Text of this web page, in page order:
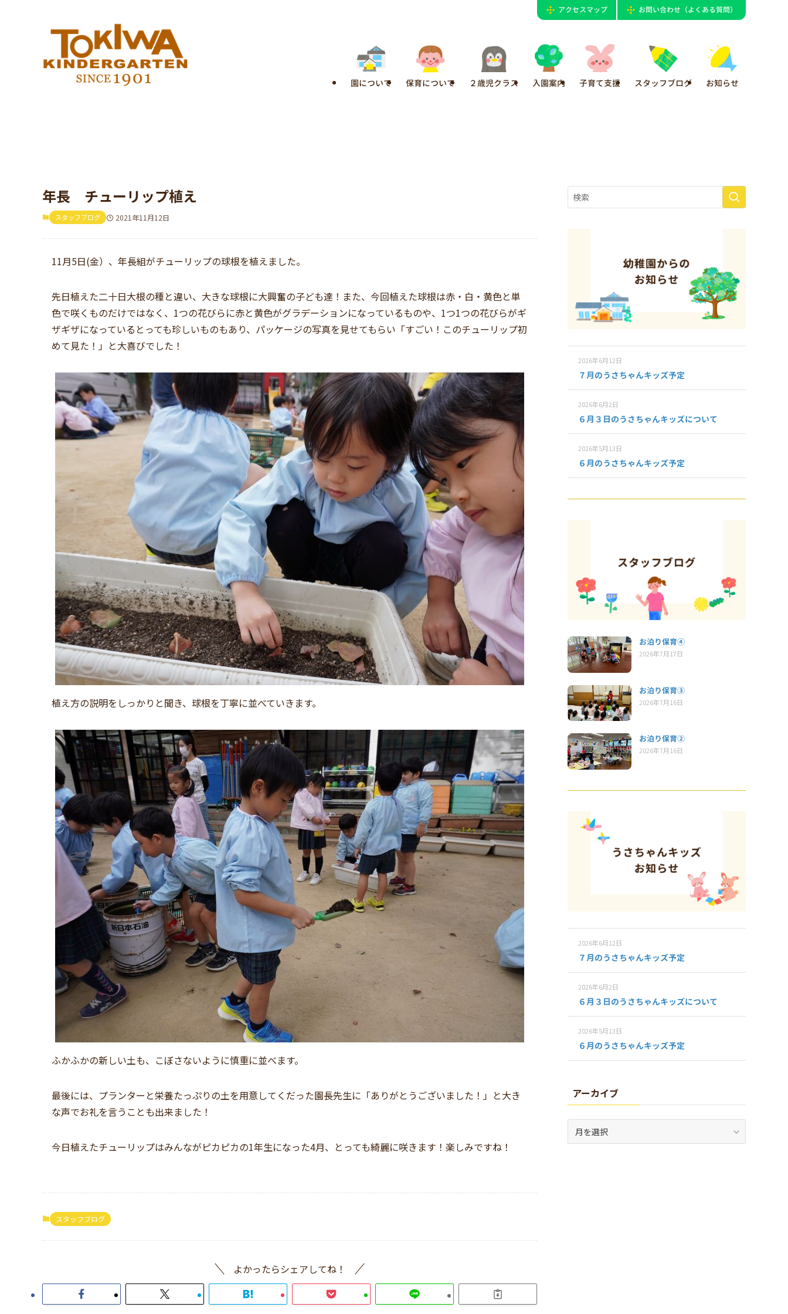
園について 保育について ２歳児クラス 入園案内 子育て支援 スタッフブログ お知らせ
アクセスマップ お問い合わせ（よくある質問）
年長 チューリップ植え
スタッフブログ 2021年11月12日
11月5日(金）、年長組がチューリップの球根を植えました。
先日植えた二十日大根の種と違い、大きな球根に大興奮の子ども達！また、今回植えた球根は赤・白・黄色と単
色で咲くものだけではなく、1つの花びらに赤と黄色がグラデーションになっているものや、1つ1つの花びらがギ
ザギザになっているとっても珍しいものもあり、パッケージの写真を見せてもらい「すごい！このチューリップ初
めて見た！」と大喜びでした！
植え方の説明をしっかりと聞き、球根を丁寧に並べていきます。
ふかふかの新しい土も、こぼさないように慎重に並べます。
最後には、プランターと栄養たっぷりの土を用意してくだった園長先生に「ありがとうございました！」と大き
な声でお礼を言うことも出来ました！
今日植えたチューリップはみんながピカピカの1年生になった4月、とっても綺麗に咲きます！楽しみですね！
スタッフブログ
よかったらシェアしてね！
2026年6月12日
７月のうさちゃんキッズ予定
2026年6月2日
６月３日のうさちゃんキッズについて
2026年5月13日
６月のうさちゃんキッズ予定
お泊り保育④
2026年7月17日
お泊り保育③
2026年7月16日
お泊り保育②
2026年7月16日
2026年6月12日
７月のうさちゃんキッズ予定
2026年6月2日
６月３日のうさちゃんキッズについて
2026年5月13日
６月のうさちゃんキッズ予定
アーカイブ